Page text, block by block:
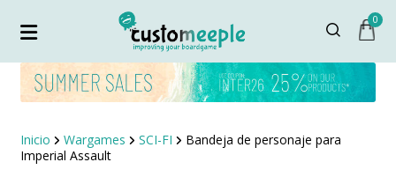
0
Inicio Wargames SCI-FI
Bandeja de personaje para
Imperial Assault